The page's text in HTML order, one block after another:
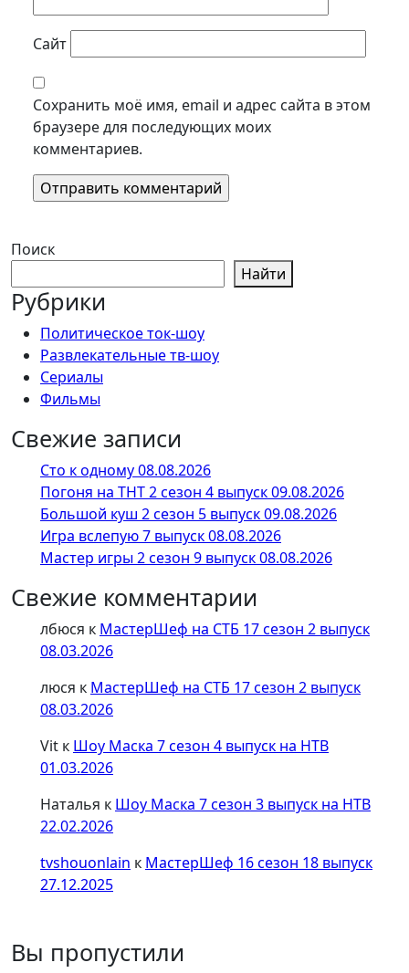
Сайт
Сохранить моё имя, email и адрес сайта в этом
браузере для последующих моих
комментариев.
Поиск
Найти
Рубрики
Политическое ток-шоу
Развлекательные тв-шоу
Сериалы
Фильмы
Свежие записи
Сто к одному 08.08.2026
Погоня на ТНТ 2 сезон 4 выпуск 09.08.2026
Большой куш 2 сезон 5 выпуск 09.08.2026
Игра вслепую 7 выпуск 08.08.2026
Мастер игры 2 сезон 9 выпуск 08.08.2026
Свежие комментарии
лбюся к МастерШеф на СТБ 17 сезон 2 выпуск
08.03.2026
люся к МастерШеф на СТБ 17 сезон 2 выпуск
08.03.2026
Vit к Шоу Маска 7 сезон 4 выпуск на НТВ
01.03.2026
Наталья к Шоу Маска 7 сезон 3 выпуск на НТВ
22.02.2026
tvshouonlain к МастерШеф 16 сезон 18 выпуск
27.12.2025
Вы пропустили